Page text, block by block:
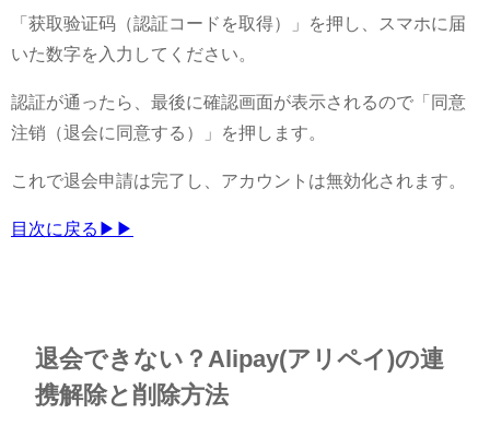
「获取验证码（認証コードを取得）」を押し、スマホに届
いた数字を入力してください。
認証が通ったら、最後に確認画面が表示されるので「同意
注销（退会に同意する）」を押します。
これで退会申請は完了し、アカウントは無効化されます。
目次に戻る▶▶
退会できない？Alipay(アリペイ)の連
携解除と削除方法